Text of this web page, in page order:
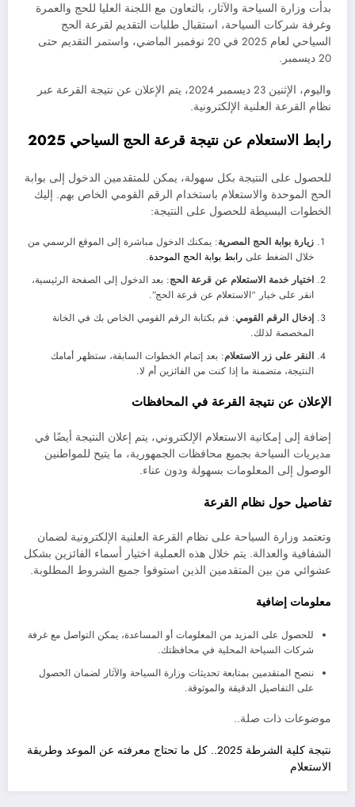
بدأت وزارة السياحة والآثار، بالتعاون مع اللجنة العليا للحج والعمرة
وغرفة شركات السياحة، استقبال طلبات التقديم لقرعة الحج
السياحي لعام 2025 في 20 نوفمبر الماضي، واستمر التقديم حتى
20 ديسمبر.
واليوم، الإثنين 23 ديسمبر 2024، يتم الإعلان عن نتيجة القرعة عبر
نظام القرعة العلنية الإلكترونية.
رابط الاستعلام عن نتيجة قرعة الحج السياحي 2025
للحصول على النتيجة بكل سهولة، يمكن للمتقدمين الدخول إلى بوابة
الحج الموحدة والاستعلام باستخدام الرقم القومي الخاص بهم. إليك
الخطوات البسيطة للحصول على النتيجة:
زيارة بوابة الحج المصرية: يمكنك الدخول مباشرة إلى الموقع الرسمي من
خلال الضغط على رابط بوابة الحج الموحدة.
اختيار خدمة الاستعلام عن قرعة الحج: بعد الدخول إلى الصفحة الرئيسية،
انقر على خيار “الاستعلام عن قرعة الحج”.
إدخال الرقم القومي: قم بكتابة الرقم القومي الخاص بك في الخانة
المخصصة لذلك.
النقر على زر الاستعلام: بعد إتمام الخطوات السابقة، ستظهر أمامك
النتيجة، متضمنة ما إذا كنت من الفائزين أم لا.
الإعلان عن نتيجة القرعة في المحافظات
إضافة إلى إمكانية الاستعلام الإلكتروني، يتم إعلان النتيجة أيضًا في
مديريات السياحة بجميع محافظات الجمهورية، ما يتيح للمواطنين
الوصول إلى المعلومات بسهولة ودون عناء.
تفاصيل حول نظام القرعة
وتعتمد وزارة السياحة على نظام القرعة العلنية الإلكترونية لضمان
الشفافية والعدالة. يتم خلال هذه العملية اختيار أسماء الفائزين بشكل
عشوائي من بين المتقدمين الذين استوفوا جميع الشروط المطلوبة.
معلومات إضافية
للحصول على المزيد من المعلومات أو المساعدة، يمكن التواصل مع غرفة
شركات السياحة المحلية في محافظتك.
ننصح المتقدمين بمتابعة تحديثات وزارة السياحة والآثار لضمان الحصول
على التفاصيل الدقيقة والموثوقة.
موضوعات ذات صلة..
نتيجة كلية الشرطة 2025.. كل ما تحتاج معرفته عن الموعد وطريقة
الاستعلام